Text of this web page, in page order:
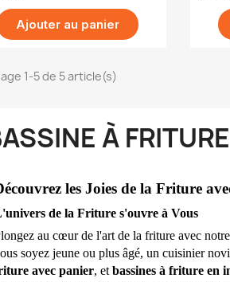
À FRITURE
les Joies de la Friture
de la Friture s'ouvre à Vous
au cœur de l'art de la friture avec
soyez jeune ou plus âgé, un cuisinier
avec panier, et bassines à friture en
Ajouter au panier
1-5 de 5 article(s)